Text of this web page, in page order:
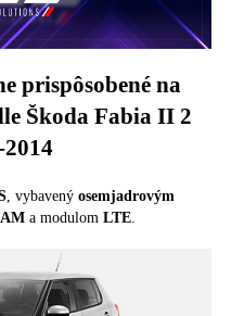
prispôsobené na
Škoda Fabia II 2
, vybavený osemjadrovým
a modulom LTE.